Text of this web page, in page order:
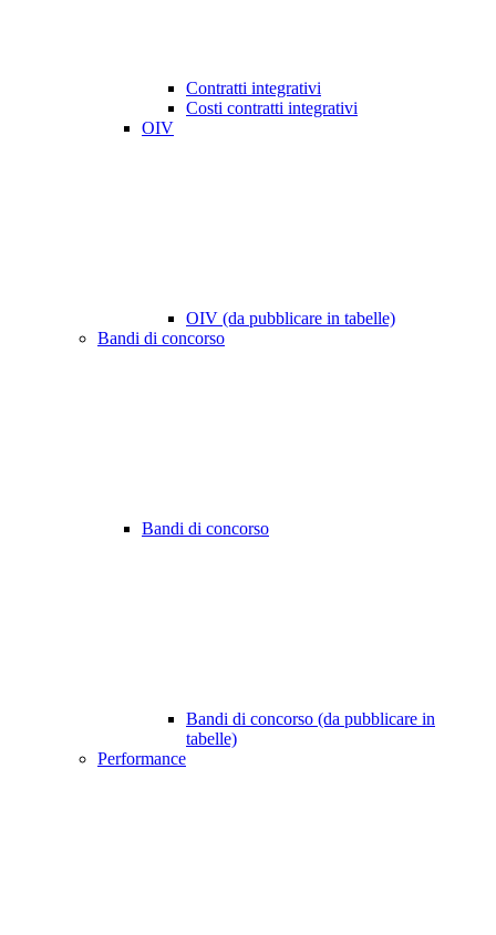
Contratti integrativi
Costi contratti integrativi
OIV
OIV (da pubblicare in tabelle)
Bandi di concorso
Bandi di concorso
Bandi di concorso (da pubblicare in
tabelle)
Performance